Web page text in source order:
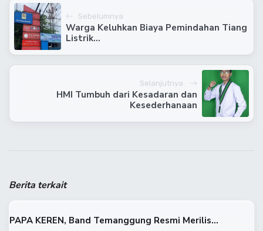
Sebelumnya
Warga Keluhkan Biaya Pemindahan Tiang
Listrik...
Selanjutnya
HMI Tumbuh dari Kesadaran dan
Kesederhanaan
Berita terkait
PAPA KEREN, Band Temanggung Resmi Merilis...